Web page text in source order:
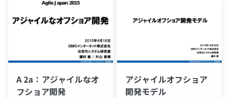
A 2a：アジャイルなオ
フショア開発
アジャイルオフショア
開発モデル